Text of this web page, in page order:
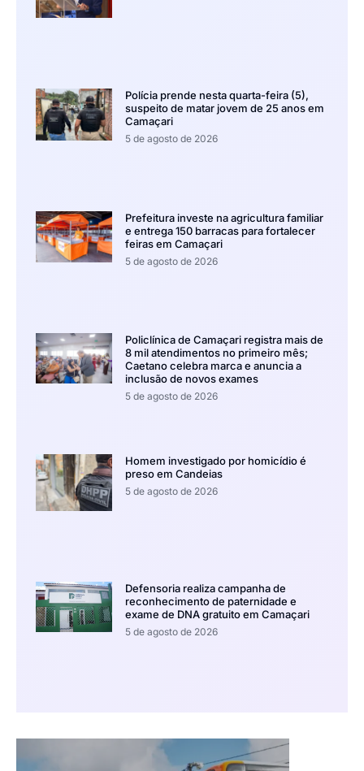
Polícia prende nesta quarta-feira (5),
suspeito de matar jovem de 25 anos em
Camaçari
5 de agosto de 2026
Prefeitura investe na agricultura familiar
e entrega 150 barracas para fortalecer
feiras em Camaçari
5 de agosto de 2026
Policlínica de Camaçari registra mais de
8 mil atendimentos no primeiro mês;
Caetano celebra marca e anuncia a
inclusão de novos exames
5 de agosto de 2026
Homem investigado por homicídio é
preso em Candeias
5 de agosto de 2026
Defensoria realiza campanha de
reconhecimento de paternidade e
exame de DNA gratuito em Camaçari
5 de agosto de 2026